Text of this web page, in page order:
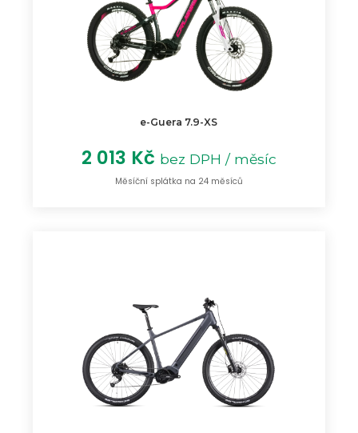
e-Guera 7.9-XS
2 013 Kč bez DPH / měsíc
Měsíční splátka na 24 měsíců